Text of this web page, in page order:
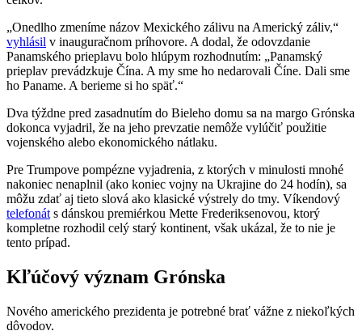
„Onedlho zmeníme názov Mexického zálivu na Americký záliv,“
vyhlásil v inauguračnom príhovore. A dodal, že odovzdanie
Panamského prieplavu bolo hlúpym rozhodnutím: „Panamský
prieplav prevádzkuje Čína. A my sme ho nedarovali Číne. Dali sme
ho Paname. A berieme si ho späť.“
Dva týždne pred zasadnutím do Bieleho domu sa na margo Grónska
dokonca vyjadril, že na jeho prevzatie nemôže vylúčiť použitie
vojenského alebo ekonomického nátlaku.
Pre Trumpove pompézne vyjadrenia, z ktorých v minulosti mnohé
nakoniec nenaplnil (ako koniec vojny na Ukrajine do 24 hodín), sa
môžu zdať aj tieto slová ako klasické výstrely do tmy. Víkendový
telefonát s dánskou premiérkou Mette Frederiksenovou, ktorý
kompletne rozhodil celý starý kontinent, však ukázal, že to nie je
tento prípad.
Kľúčový význam Grónska
Nového amerického prezidenta je potrebné brať vážne z niekoľkých
dôvodov.